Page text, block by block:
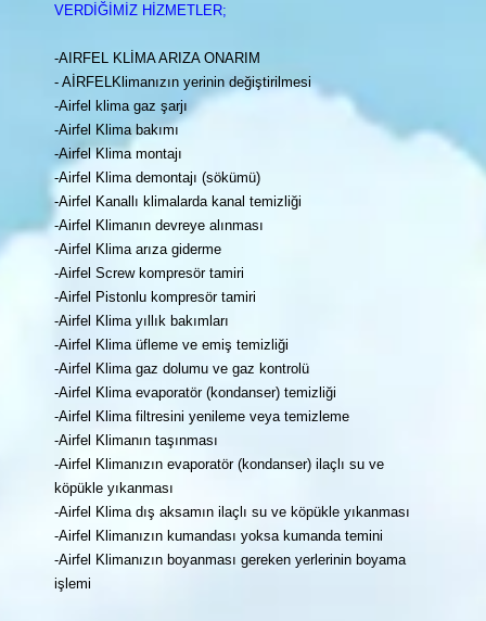
VERDİĞİMİZ HİZMETLER;
-AIRFEL KLİMA ARIZA ONARIM
- AİRFELKlimanızın yerinin değiştirilmesi
-Airfel klima gaz şarjı
-Airfel Klima bakımı
-Airfel Klima montajı
-Airfel Klima demontajı (sökümü)
-Airfel Kanallı klimalarda kanal temizliği
-Airfel Klimanın devreye alınması
-Airfel Klima arıza giderme
-Airfel Screw kompresör tamiri
-Airfel Pistonlu kompresör tamiri
-Airfel Klima yıllık bakımları
-Airfel Klima üfleme ve emiş temizliği
-Airfel Klima gaz dolumu ve gaz kontrolü
-Airfel Klima evaporatör (kondanser) temizliği
-Airfel Klima filtresini yenileme veya temizleme
-Airfel Klimanın taşınması
-Airfel Klimanızın evaporatör (kondanser) ilaçlı su ve
köpükle yıkanması
-Airfel Klima dış aksamın ilaçlı su ve köpükle yıkanması
-Airfel Klimanızın kumandası yoksa kumanda temini
-Airfel Klimanızın boyanması gereken yerlerinin boyama
işlemi